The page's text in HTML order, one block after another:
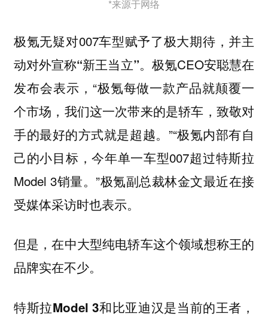
*来源于网络
极氪无疑对007车型赋予了极大期待，并主
动对外宣称“新王当立”。极氪CEO安聪慧在
发布会表示，“极氪每做一款产品就颠覆一
个市场，我们这一次带来的是轿车，致敬对
手的最好的方式就是超越。”“极氪内部有自
己的小目标，今年单一车型007超过特斯拉
Model 3销量。”极氪副总裁林金文最近在接
受媒体采访时也表示。
但是，在中大型纯电轿车这个领域想称王的
品牌实在不少。
特斯拉Model 3和比亚迪汉是当前的王者 ，